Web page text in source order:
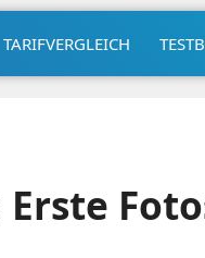
TARIFVERGLEICH
Erste